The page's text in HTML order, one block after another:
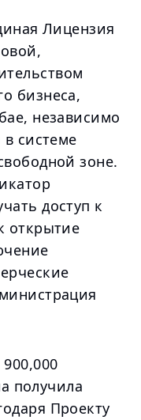
Лицензия
бизнеса,
независимо
системе
зоне.
доступ к
открытие
получила
Проекту